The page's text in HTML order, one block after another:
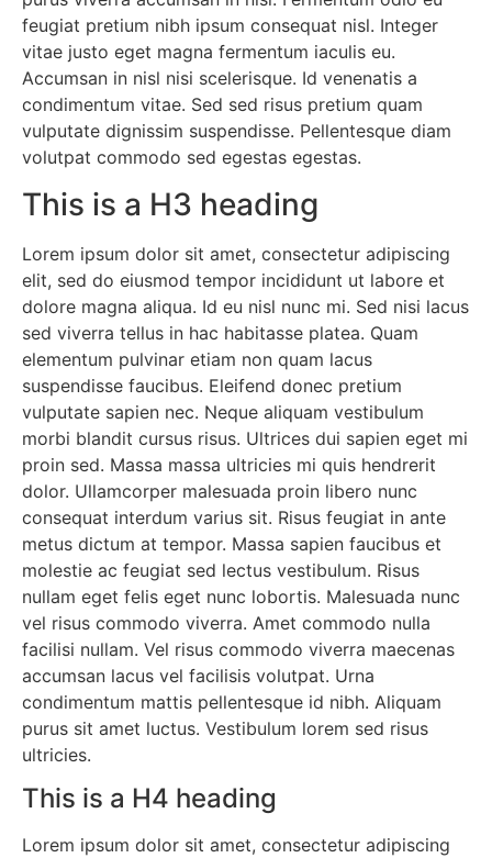
feugiat pretium nibh ipsum consequat nisl. Integer
vitae justo eget magna fermentum iaculis eu.
Accumsan in nisl nisi scelerisque. Id venenatis a
condimentum vitae. Sed sed risus pretium quam
vulputate dignissim suspendisse. Pellentesque diam
volutpat commodo sed egestas egestas.
This is a H3 heading
Lorem ipsum dolor sit amet, consectetur adipiscing
elit, sed do eiusmod tempor incididunt ut labore et
dolore magna aliqua. Id eu nisl nunc mi. Sed nisi lacus
sed viverra tellus in hac habitasse platea. Quam
elementum pulvinar etiam non quam lacus
suspendisse faucibus. Eleifend donec pretium
vulputate sapien nec. Neque aliquam vestibulum
morbi blandit cursus risus. Ultrices dui sapien eget mi
proin sed. Massa massa ultricies mi quis hendrerit
dolor. Ullamcorper malesuada proin libero nunc
consequat interdum varius sit. Risus feugiat in ante
metus dictum at tempor. Massa sapien faucibus et
molestie ac feugiat sed lectus vestibulum. Risus
nullam eget felis eget nunc lobortis. Malesuada nunc
vel risus commodo viverra. Amet commodo nulla
facilisi nullam. Vel risus commodo viverra maecenas
accumsan lacus vel facilisis volutpat. Urna
condimentum mattis pellentesque id nibh. Aliquam
purus sit amet luctus. Vestibulum lorem sed risus
ultricies.
This is a H4 heading
Lorem ipsum dolor sit amet, consectetur adipiscing